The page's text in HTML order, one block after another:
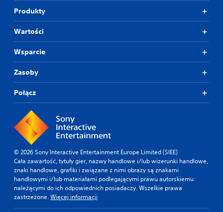
Produkty
Wartości
Wsparcie
Zasoby
Połącz
© 2026 Sony Interactive Entertainment Europe Limited (SIEE)
Cała zawartość, tytuły gier, nazwy handlowe i/lub wizerunki handlowe,
znaki handlowe, grafiki i związane z nimi obrazy są znakami
handlowymi i/lub materiałami podlegającymi prawu autorskiemu
należącymi do ich odpowiednich posiadaczy. Wszelkie prawa
zastrzeżone.Więcej informacji